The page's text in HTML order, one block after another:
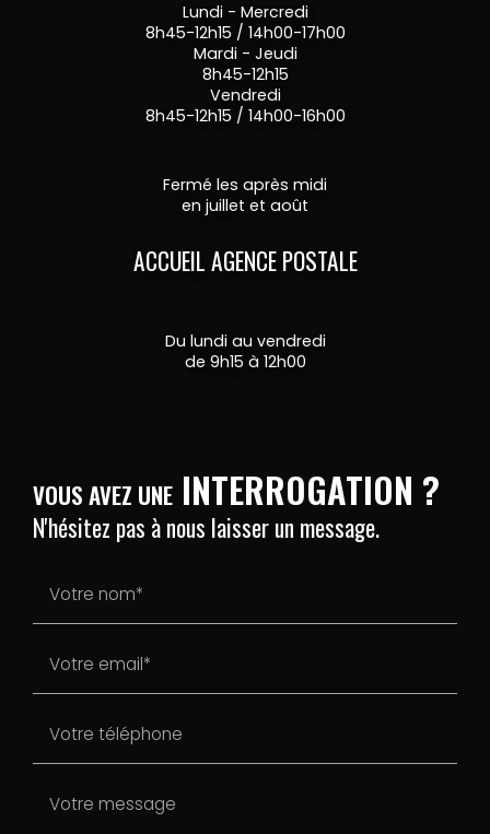
Lundi - Mercredi
8h45-12h15 / 14h00-17h00
Mardi - Jeudi
8h45-12h15
Vendredi
8h45-12h15 / 14h00-16h00
Fermé les après midi
en juillet et août
ACCUEIL AGENCE POSTALE
Du lundi au vendredi
de 9h15 à 12h00
VOUS AVEZ UNE INTERROGATION ?
N'hésitez pas à nous laisser un message.